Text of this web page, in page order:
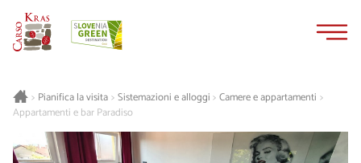
> Pianifica la visita> Sistemazioni e alloggi >Camere e appartamenti >
Appartamenti e bar Paradiso